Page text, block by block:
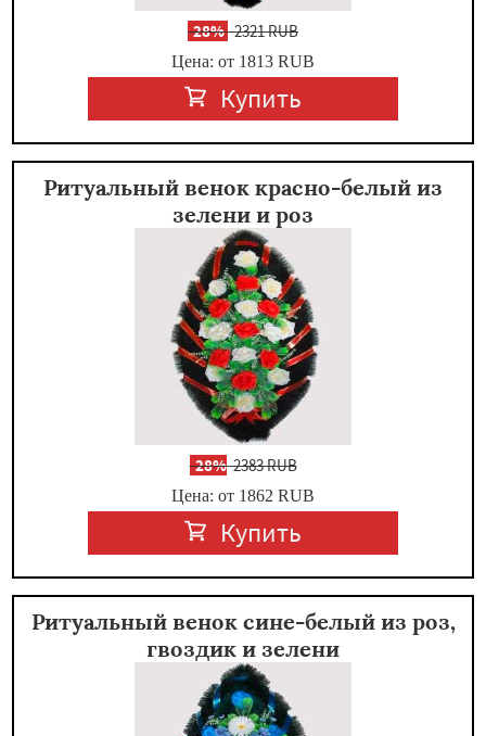
-28%2321 RUB
Цена: от 1813 RUB
Купить
Ритуальный венок красно-белый из
зелени и роз
-28%2383 RUB
Цена: от 1862 RUB
Купить
Ритуальный венок сине-белый из роз,
гвоздик и зелени